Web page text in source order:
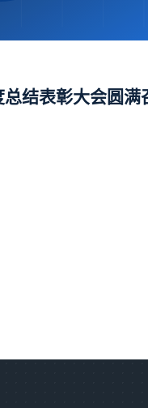
结表彰大会圆满